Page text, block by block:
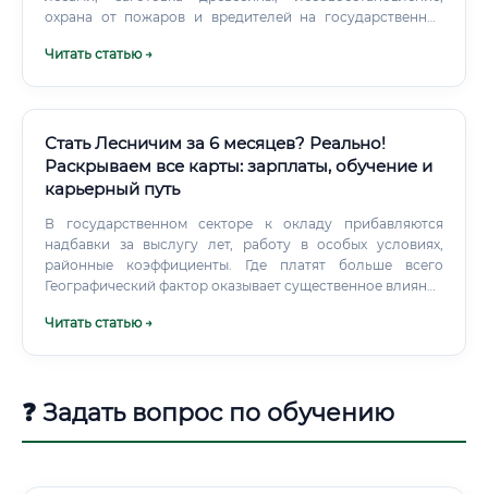
охрана от пожаров и вредителей на государственных
управление городскими и пригородными лесами,
Читать статью →
Стать Лесничим за 6 месяцев? Реально!
Раскрываем все карты: зарплаты, обучение и
карьерный путь
В государственном секторе к окладу прибавляются
надбавки за выслугу лет, работу в особых условиях,
районные коэффициенты. Где платят больше всего
Географический фактор оказывает существенное влияние
обеспечивают регионы с развитой лесозаготовительной
Читать статью →
❓ Задать вопрос по обучению